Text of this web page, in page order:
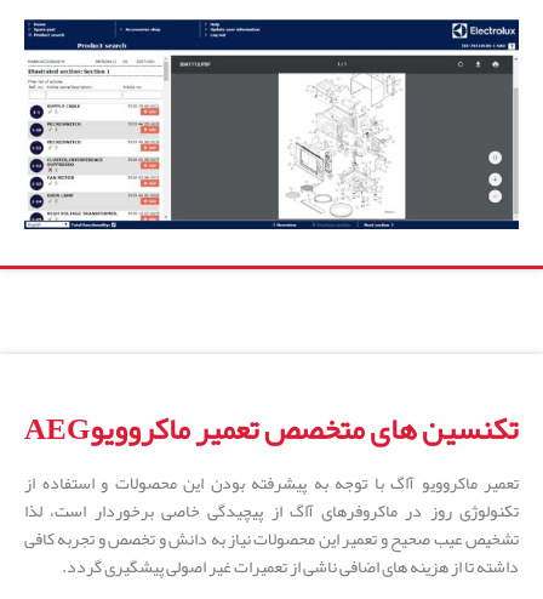
تکنسین های متخصص تعمیر ماکروویوAEG
تعمیر ماکروویو آاگ با توجه به پیشرفته بودن این محصولات و استفاده از
تکنولوژِی روز در ماکروفرهای آاگ از پیچیدگی خاصی برخوردار است، لذا
تشخیص عیب صحیح و تعمیر این محصولات نیاز به دانش و تخصص و تجربه کافی
داشته تا از هزینه های اضافی ناشی از تعمیرات غیر اصولی پیشگیری گردد.